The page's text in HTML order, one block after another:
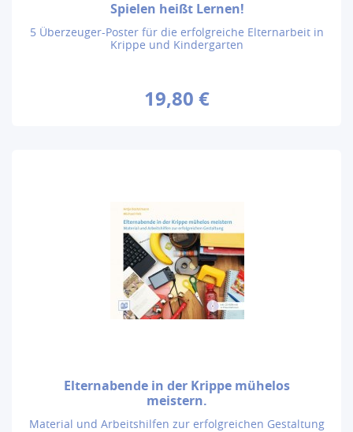
Spielen heißt Lernen!
5 Überzeuger-Poster für die erfolgreiche Elternarbeit in
Krippe und Kindergarten
19,80 €
Elternabende in der Krippe mühelos
meistern.
Material und Arbeitshilfen zur erfolgreichen Gestaltung